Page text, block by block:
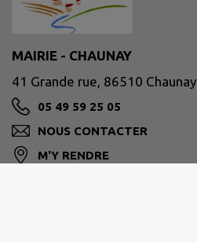
MAIRIE - CHAUNAY
41 Grande rue, 86510 Chaunay
05 49 59 25 05
NOUS CONTACTER
M'Y RENDRE